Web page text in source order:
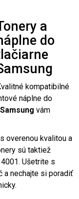
a
do
kompatibilné
náplne do
vám
overenou kvalitou a
sú taktiež
Ušetrite s
a nechajte si poradiť